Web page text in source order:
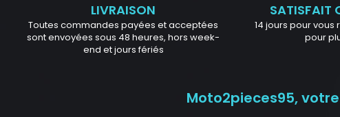
LIVRAISON
Toutes commandes payées et acceptées
sont envoyées sous 48 heures, hors week-
end et jours fériés
SATISFAIT
14 jours pour vous
pour
Moto2pieces95,